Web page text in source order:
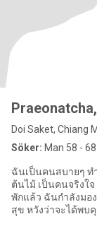
Doi Saket, Chiang
Söker: Man 58 - 68
ฉันเป็นคนสบายๆ ท
ต้นไม้ เป็นคนจริงใ
พักแล้ว ฉันกำลังมอ
สุข หวังว่าจะได้พบ